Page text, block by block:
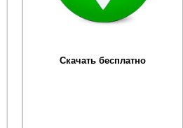
Скачать бесплатно